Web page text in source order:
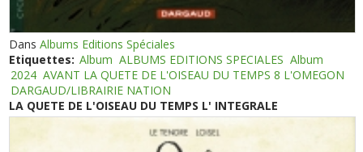
DansAlbums Editions Spéciales
Etiquettes: Album ALBUMS EDITIONS SPECIALES Album
2024 AVANT LA QUETE DE L'OISEAU DU TEMPS 8 L'OMEGON
DARGAUD/LIBRAIRIE NATION
LA QUETE DE L'OISEAU DU TEMPS L' INTEGRALE